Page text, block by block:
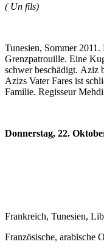
( Un fils)
Tunesien, Sommer
Grenzpatrouille. Eine
schwer beschädigt. Aziz
Azizs Vater Fares ist
Familie. Regisseur
Donnerstag, 22.
Frankreich, Tunesien,
Französische, arabische